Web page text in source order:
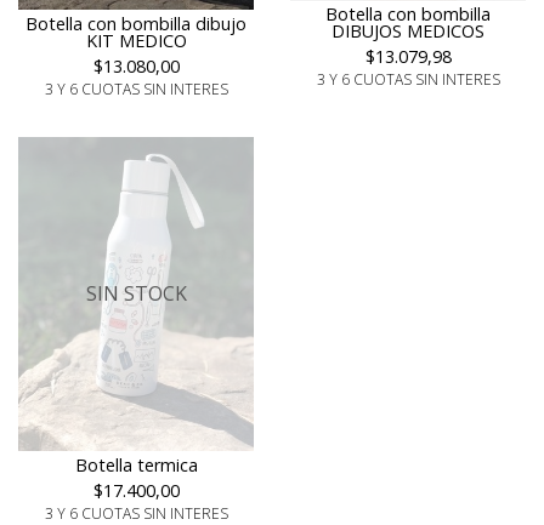
Botella con bombilla dibujo
KIT MEDICO
$13.080,00
3 Y 6 CUOTAS SIN INTERES
Botella con bombilla
DIBUJOS MEDICOS
$13.079,98
3 Y 6 CUOTAS SIN INTERES
SIN STOCK
Botella termica
$17.400,00
3 Y 6 CUOTAS SIN INTERES